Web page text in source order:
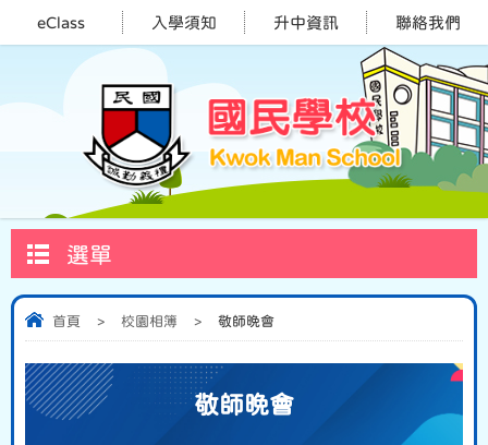
eClass 入學須知 升中資訊 聯絡我們
選單
首頁 > 校園相簿 > 敬師晚會
敬師晚會